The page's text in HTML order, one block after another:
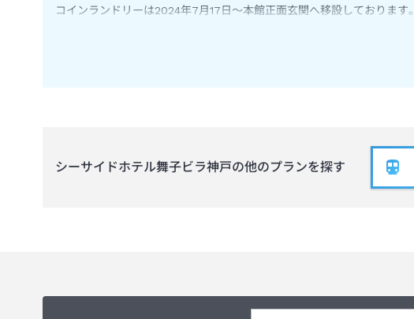
コインランドリーは2024年7月17日～本館正面玄関へ移設しております。
シーサイドホテル舞子ビラ神戸の他のプランを探す